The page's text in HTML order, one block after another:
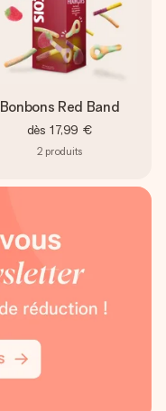
Bonbons Red Band
dès 17,99 €
2 produits